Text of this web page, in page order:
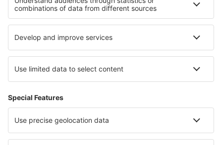
Politică cookie
Asistenţă şi contact
Țări